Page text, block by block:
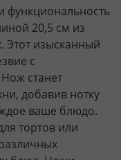
функциональность
20,5 см из
Этот изысканный
с
станет
добавив нотку
ваше блюдо.
тортов или